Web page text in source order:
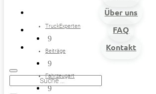
Über uns
FAQ
Kontakt
TruckExperten
9
Beiträge
9
Fahrzeugart
9